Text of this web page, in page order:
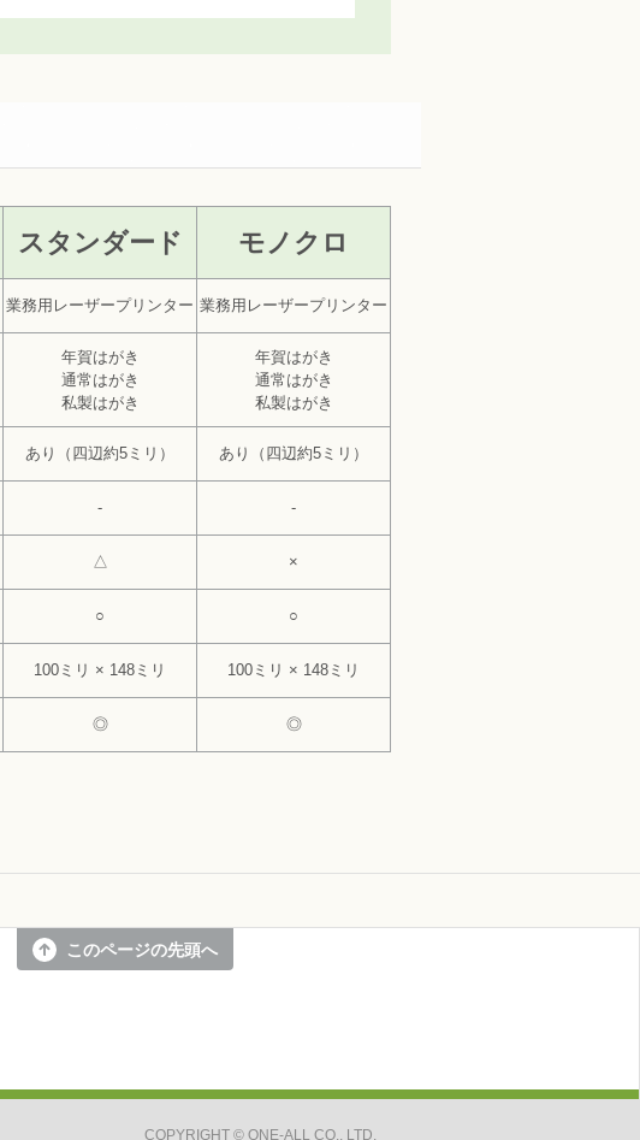
スタンダード モノクロ
業務用レーザープリンター 業務用レーザープリンター
年賀はがき
通常はがき
私製はがき
年賀はがき
通常はがき
私製はがき
あり（四辺約5ミリ） あり（四辺約5ミリ）
- -
△ ×
○ ○
100ミリ × 148ミリ 100ミリ × 148ミリ
◎ ◎
このページの先頭へ
COPYRIGHT ©ONE-ALL CO., LTD.